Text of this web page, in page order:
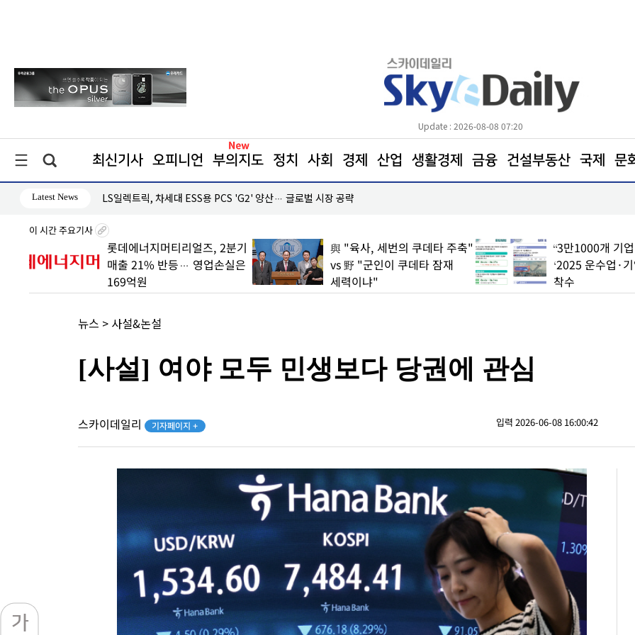
Update : 2026-08-08 07:20
최신기사 오피니언 부의지도 정치 사회 경제 산업 생활경제 금융 건설부동산 국제 문
Latest News
자 지속 LS일렉트릭, 차세대 ESS용 PCS 'G2' 양산… 글로벌 시장 공략
이 시간 주요기사
롯데에너지머티리얼즈, 2분기
매출 21% 반등… 영업손실은
169억원
與 "육사, 세번의 쿠데타 주축"
vs 野 "군인이 쿠데타 잠재
세력이냐"
“3만1000개 기
‘2025 운수업·
착수
뉴스 > 사설&논설
[사설] 여야 모두 민생보다 당권에 관심
스카이데일리 기자페이지 + 입력 2026-06-08 16:00:42